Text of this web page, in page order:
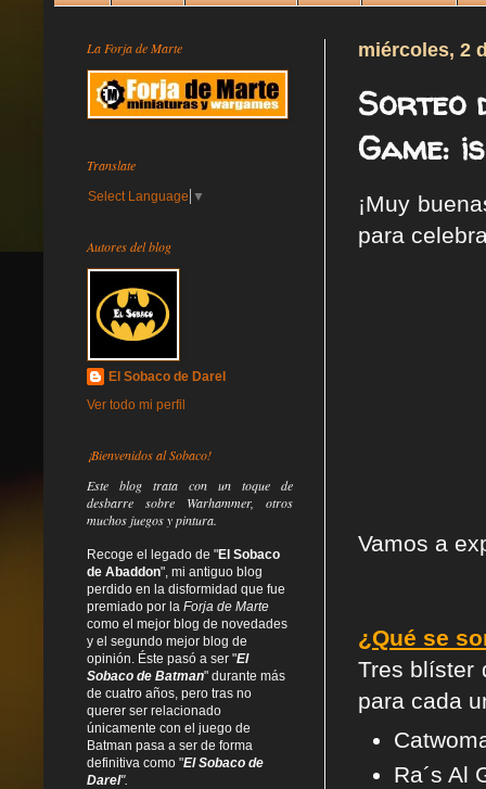
miércoles, 2
Sorteo
Game:
¡Muy
para
Vamos a
¿Qué se
Tres blíster
para cada
Ra´s Al
La Forja de Marte
Translate
Select Language ▼
Autores del blog
El Sobaco de Darel
Ver todo mi perfil
¡Bienvenidos al Sobaco!
Este blog trata con un toque de
desbarre sobre Warhammer, otros
muchos juegos y pintura.
Recoge el legado de "El Sobaco
de Abaddon", mi antiguo blog
perdido en la disformidad que fue
premiado por la Forja de Marte
como el mejor blog de novedades
y el segundo mejor blog de
opinión. Éste pasó a ser "El
Sobaco de Batman" durante más
de cuatro años, pero tras no
querer ser relacionado
únicamente con el juego de
Batman pasa a ser de forma
definitiva como "El Sobaco de
Darel".